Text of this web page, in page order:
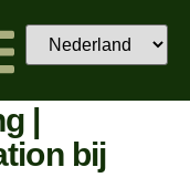
|
bij